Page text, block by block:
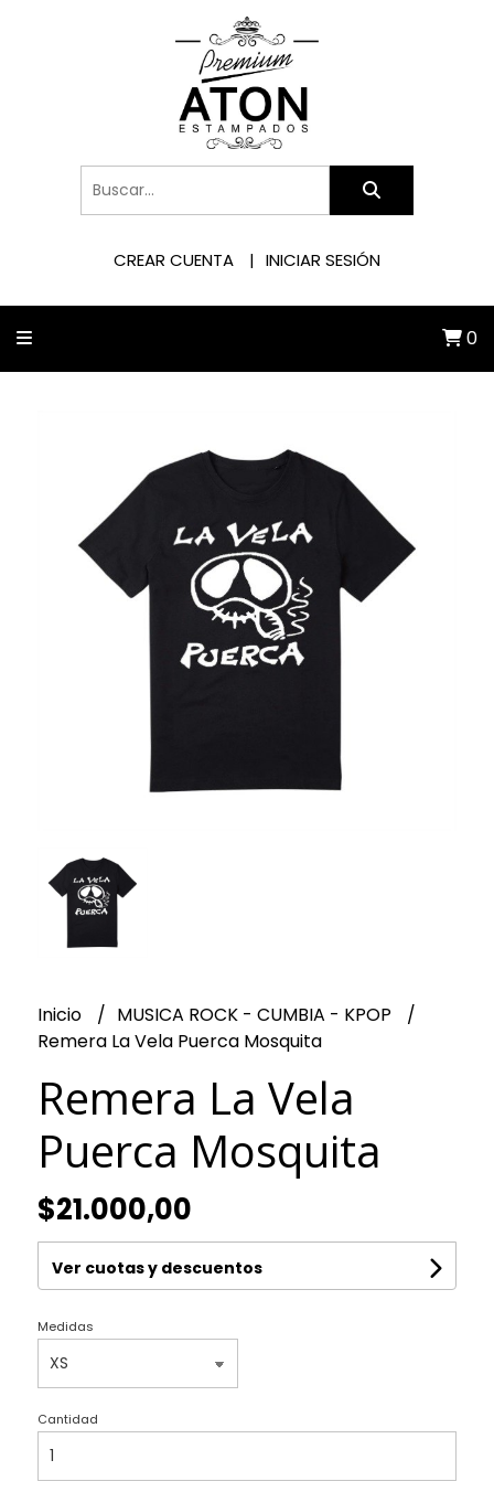
CREAR CUENTA INICIAR SESIÓN
0
Inicio
MUSICA ROCK - CUMBIA - KPOP
Remera La Vela Puerca Mosquita
Remera La Vela
Puerca Mosquita
$21.000,00
Ver cuotas y descuentos
Medidas
Cantidad